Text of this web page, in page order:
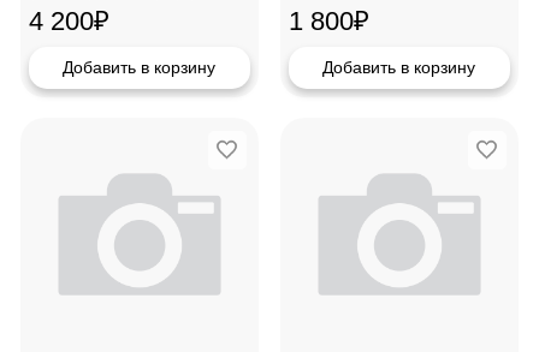
4 200₽
Добавить в корзину
1 800₽
Добавить в корзину